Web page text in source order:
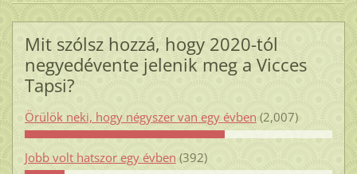
Mit szólsz hozzá, hogy 2020-tól
negyedévente jelenik meg a Vicces
Tapsi?
Örülök neki, hogy négyszer van egy évben (2,007)
Jobb volt hatszor egy évben (392)